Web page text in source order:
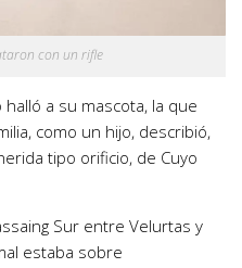
con un rifle
a su mascota, la que
como un hijo, describió,
tipo orificio, de Cuyo
Sur entre Velurtas y
estaba sobre